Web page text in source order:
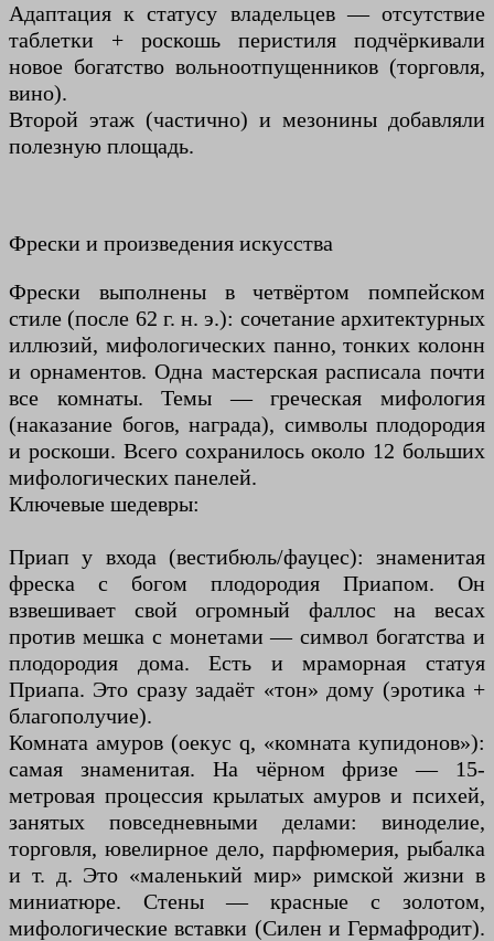
Адаптация к статусу владельцев — отсутствие
таблетки + роскошь перистиля подчёркивали
новое богатство вольноотпущенников (торговля,
вино).
Второй этаж (частично) и мезонины добавляли
полезную площадь.
Фрески и произведения искусства
Фрески выполнены в четвёртом помпейском
стиле (после 62 г. н. э.): сочетание архитектурных
иллюзий, мифологических панно, тонких колонн
и орнаментов. Одна мастерская расписала почти
все комнаты. Темы — греческая мифология
(наказание богов, награда), символы плодородия
и роскоши. Всего сохранилось около 12 больших
мифологических панелей.
Ключевые шедевры:
Приап у входа (вестибюль/фауцес): знаменитая
фреска с богом плодородия Приапом. Он
взвешивает свой огромный фаллос на весах
против мешка с монетами — символ богатства и
плодородия дома. Есть и мраморная статуя
Приапа. Это сразу задаёт «тон» дому (эротика +
благополучие).
Комната амуров (оекус q, «комната купидонов»):
самая знаменитая. На чёрном фризе — 15-
метровая процессия крылатых амуров и психей,
занятых повседневными делами: виноделие,
торговля, ювелирное дело, парфюмерия, рыбалка
и т. д. Это «маленький мир» римской жизни в
миниатюре. Стены — красные с золотом,
мифологические вставки (Силен и Гермафродит).